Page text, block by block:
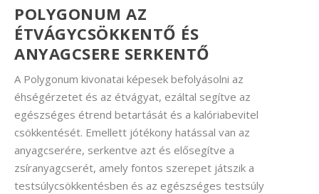
POLYGONUM AZ
ÉTVÁGYCSÖKKENTŐ ÉS
ANYAGCSERE SERKENTŐ
A Polygonum kivonatai képesek befolyásolni az
éhségérzetet és az étvágyat, ezáltal segítve az
egészséges étrend betartását és a kalóriabevitel
csökkentését. Emellett jótékony hatással van az
anyagcserére, serkentve azt és elősegítve a
zsíranyagcserét, amely fontos szerepet játszik a
testsúlycsökkentésben és az egészséges testsúly